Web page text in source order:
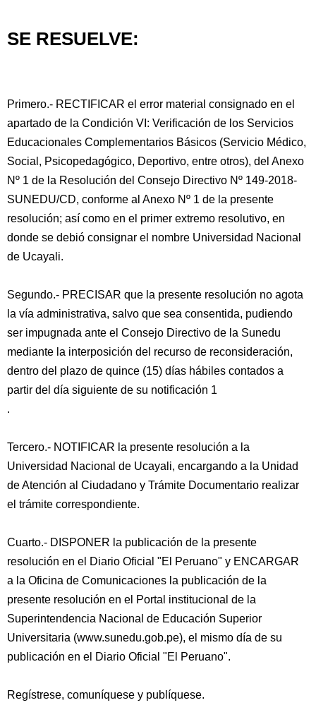
SE RESUELVE:
Primero.- RECTIFICAR el error material consignado en el
apartado de la Condición VI: Verificación de los Servicios
Educacionales Complementarios Básicos (Servicio Médico,
Social, Psicopedagógico, Deportivo, entre otros), del Anexo
Nº 1 de la Resolución del Consejo Directivo Nº 149-2018-
SUNEDU/CD, conforme al Anexo Nº 1 de la presente
resolución; así como en el primer extremo resolutivo, en
donde se debió consignar el nombre Universidad Nacional
de Ucayali.
Segundo.- PRECISAR que la presente resolución no agota
la vía administrativa, salvo que sea consentida, pudiendo
ser impugnada ante el Consejo Directivo de la Sunedu
mediante la interposición del recurso de reconsideración,
dentro del plazo de quince (15) días hábiles contados a
partir del día siguiente de su notificación 1
.
Tercero.- NOTIFICAR la presente resolución a la
Universidad Nacional de Ucayali, encargando a la Unidad
de Atención al Ciudadano y Trámite Documentario realizar
el trámite correspondiente.
Cuarto.- DISPONER la publicación de la presente
resolución en el Diario Oficial "El Peruano" y ENCARGAR
a la Oficina de Comunicaciones la publicación de la
presente resolución en el Portal institucional de la
Superintendencia Nacional de Educación Superior
Universitaria (www.sunedu.gob.pe), el mismo día de su
publicación en el Diario Oficial "El Peruano".
Regístrese, comuníquese y publíquese.